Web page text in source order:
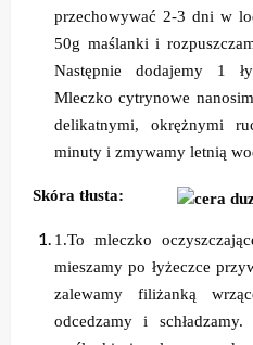
przechowywać 2-3 dni w
50g maślanki i
Następnie dodajemy 1
Mleczko cytrynowe
delikatnymi, okrężnymi
minuty i zmywamy letnią
Skóra tłusta:
1.To mleczko
mieszamy po łyżeczce
zalewamy filiżanką
odcedzamy i